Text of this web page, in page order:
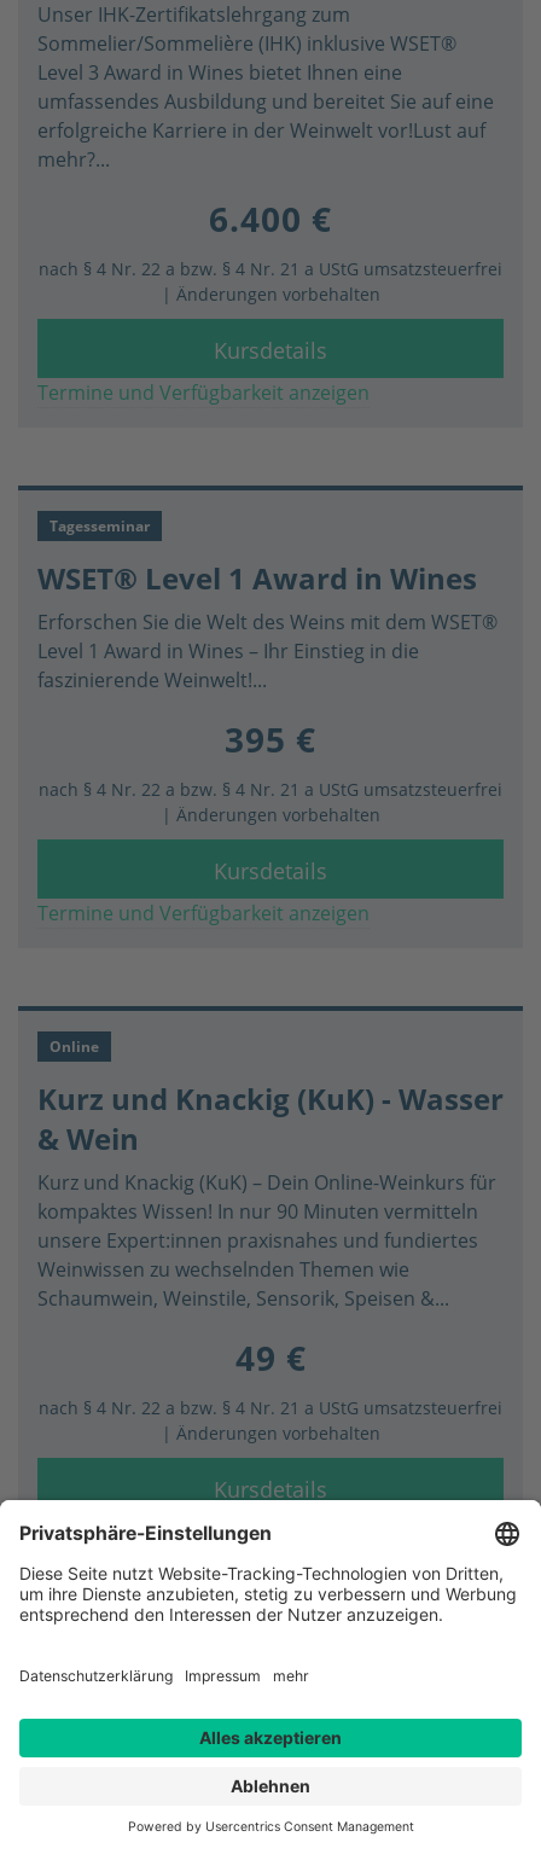
Unser IHK-Zertifikatslehrgang zum
Sommelier/Sommelière (IHK) inklusive WSET®
Level 3 Award in Wines bietet Ihnen eine
umfassendes Ausbildung und bereitet Sie auf eine
erfolgreiche Karriere in der Weinwelt vor!Lust auf
mehr?...
6.400 €
nach § 4 Nr. 22 a bzw. § 4 Nr. 21 a UStG umsatzsteuerfrei
| Änderungen vorbehalten
Kursdetails
Termine und Verfügbarkeit anzeigen
Tagesseminar
WSET® Level 1 Award in Wines
Erforschen Sie die Welt des Weins mit dem WSET®
Level 1 Award in Wines – Ihr Einstieg in die
faszinierende Weinwelt!...
395 €
nach § 4 Nr. 22 a bzw. § 4 Nr. 21 a UStG umsatzsteuerfrei
| Änderungen vorbehalten
Kursdetails
Termine und Verfügbarkeit anzeigen
Online
Kurz und Knackig (KuK) - Wasser
& Wein
Kurz und Knackig (KuK) – Dein Online-Weinkurs für
kompaktes Wissen! In nur 90 Minuten vermitteln
unsere Expert:innen praxisnahes und fundiertes
Weinwissen zu wechselnden Themen wie
Schaumwein, Weinstile, Sensorik, Speisen &...
49 €
nach § 4 Nr. 22 a bzw. § 4 Nr. 21 a UStG umsatzsteuerfrei
| Änderungen vorbehalten
Kursdetails
Termine und Verfügbarkeit anzeigen
Kurz und Knackig (KuK) - Das
Deutsche Weinrecht
Kurz und Knackig (KuK) – Dein Online-Weinkurs für
kompaktes Wissen! In nur 90 Minuten vermitteln